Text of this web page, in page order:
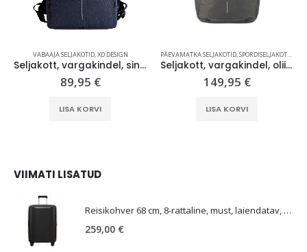
VABAAJA SELJAKOTID,XD DESIGN
Seljakott, vargakindel, sinine, Bobby Urban Lite
89,95 €
LISA KORVI
PÄEVAMATKA SELJAKOTID,SPORDISELJAKOTID
Seljakott, vargakindel, oliiviroheline, Bobby Explore
149,95 €
LISA KORVI
VIIMATI LISATUD
Reisikohver 68 cm, 8-rattaline, must, laiendatav, TSA koodlukk, Samsonite Upscape
259,00 €